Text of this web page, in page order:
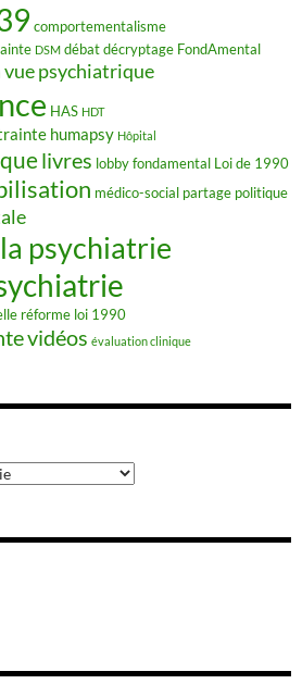
comportementalisme
DSM débatdécryptage FondAmental
vue psychiatrique
HAS HDT
humapsy Hôpital
livres lobby fondamental Loi de 1990
médico-social partage politique
psychiatrie
réforme loi 1990
vidéos évaluation clinique